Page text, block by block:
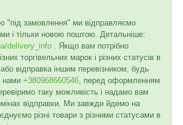
"під замовлення" ми відправляємо
і тільки новою поштою. Детальніше:
delivery_info . Якщо вам потрібно
торгівельних марок і різних статусів в
відправка іншим перевізником, будь
нами +380968660546 , перед оформленням
таку можливість і надамо вам
відправки. Ми завжди йдемо на
різні товари з різними статусами в